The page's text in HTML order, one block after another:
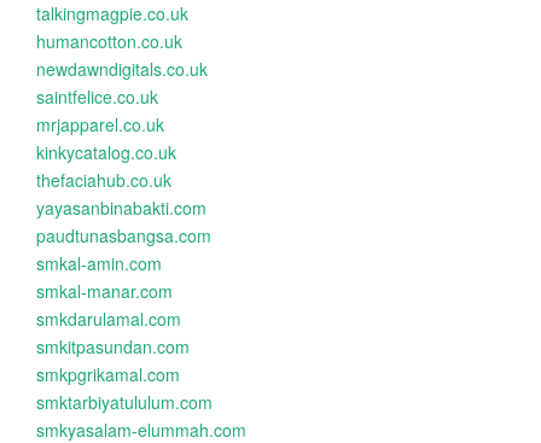
talkingmagpie.co.uk
humancotton.co.uk
newdawndigitals.co.uk
saintfelice.co.uk
mrjapparel.co.uk
kinkycatalog.co.uk
thefaciahub.co.uk
yayasanbinabakti.com
paudtunasbangsa.com
smkal-amin.com
smkal-manar.com
smkdarulamal.com
smkitpasundan.com
smkpgrikamal.com
smktarbiyatululum.com
smkyasalam-elummah.com